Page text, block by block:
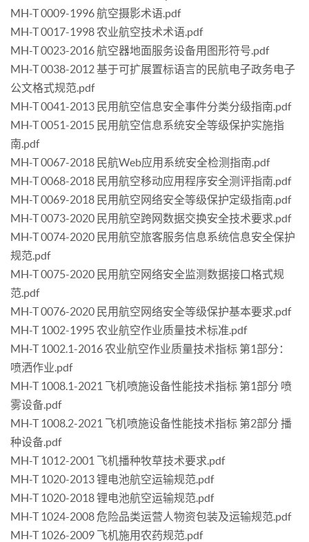
MH-T 0009-1996 航空摄影术语.pdf
MH-T 0017-1998 农业航空技术术语.pdf
MH-T 0023-2016 航空器地面服务设备用图形符号.pdf
MH-T 0038-2012 基于可扩展置标语言的民航电子政务电子
公文格式规范.pdf
MH-T 0041-2013 民用航空信息安全事件分类分级指南.pdf
MH-T 0051-2015 民用航空信息系统安全等级保护实施指
南.pdf
MH-T 0067-2018 民航Web应用系统安全检测指南.pdf
MH-T 0068-2018 民用航空移动应用程序安全测评指南.pdf
MH-T 0069-2018 民用航空网络安全等级保护定级指南.pdf
MH-T 0073-2020 民用航空跨网数据交换安全技术要求.pdf
MH-T 0074-2020 民用航空旅客服务信息系统信息安全保护
规范.pdf
MH-T 0075-2020 民用航空网络安全监测数据接口格式规
范.pdf
MH-T 0076-2020 民用航空网络安全等级保护基本要求.pdf
MH-T 1002-1995 农业航空作业质量技术标准.pdf
MH-T 1002.1-2016 农业航空作业质量技术指标 第1部分：
喷洒作业.pdf
MH-T 1008.1-2021 飞机喷施设备性能技术指标 第1部分 喷
雾设备.pdf
MH-T 1008.2-2021 飞机喷施设备性能技术指标 第2部分 播
种设备.pdf
MH-T 1012-2001 飞机播种牧草技术要求.pdf
MH-T 1020-2013 锂电池航空运输规范.pdf
MH-T 1020-2018 锂电池航空运输规范.pdf
MH-T 1024-2008 危险品类运营人物资包装及运输规范.pdf
MH-T 1026-2009 飞机施用农药规范.pdf